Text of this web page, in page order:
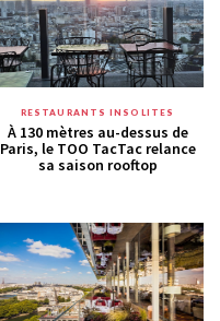
RESTAURANTS INSOLITES
À 130 mètres au-dessus de
Paris, le TOO TacTac relance
sa saison rooftop